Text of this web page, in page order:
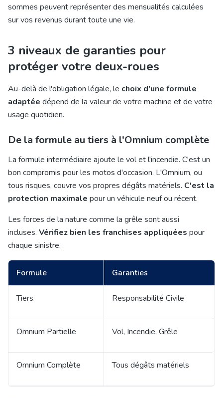
sommes peuvent représenter des mensualités calculées
sur vos revenus durant toute une vie.
3 niveaux de garanties pour
protéger votre deux-roues
Au-delà de l'obligation légale, le choix d'une formule
adaptée dépend de la valeur de votre machine et de votre
usage quotidien.
De la formule au tiers à l'Omnium complète
La formule intermédiaire ajoute le vol et l'incendie. C'est un
bon compromis pour les motos d'occasion. L'Omnium, ou
tous risques, couvre vos propres dégâts matériels. C'est la
protection maximale pour un véhicule neuf ou récent.
Les forces de la nature comme la grêle sont aussi
incluses. Vérifiez bien les franchises appliquées pour
chaque sinistre.
Formule Garanties
Tiers Responsabilité Civile
Omnium Partielle Vol, Incendie, Grêle
Omnium Complète Tous dégâts matériels